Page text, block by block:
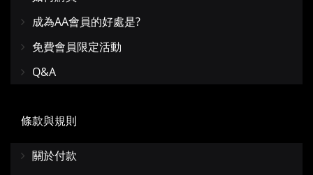
成為AA會員的好處是?
免費會員限定活動
Q&A
條款與規則
關於付款